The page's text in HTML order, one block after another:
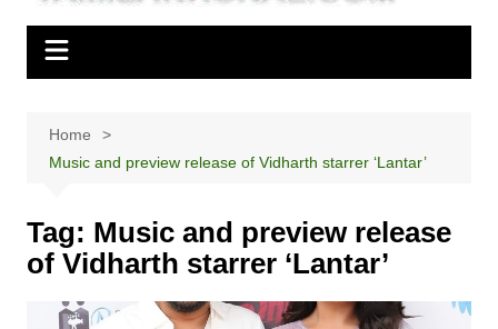
Home
Music and preview release of Vidharth starrer ‘Lantar’
Tag: Music and preview release
of Vidharth starrer ‘Lantar’